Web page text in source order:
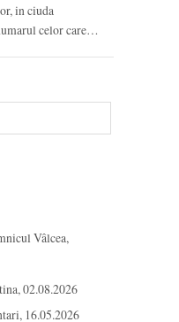
in ciuda
celor care…
Vâlcea,
02.08.2026
16.05.2026